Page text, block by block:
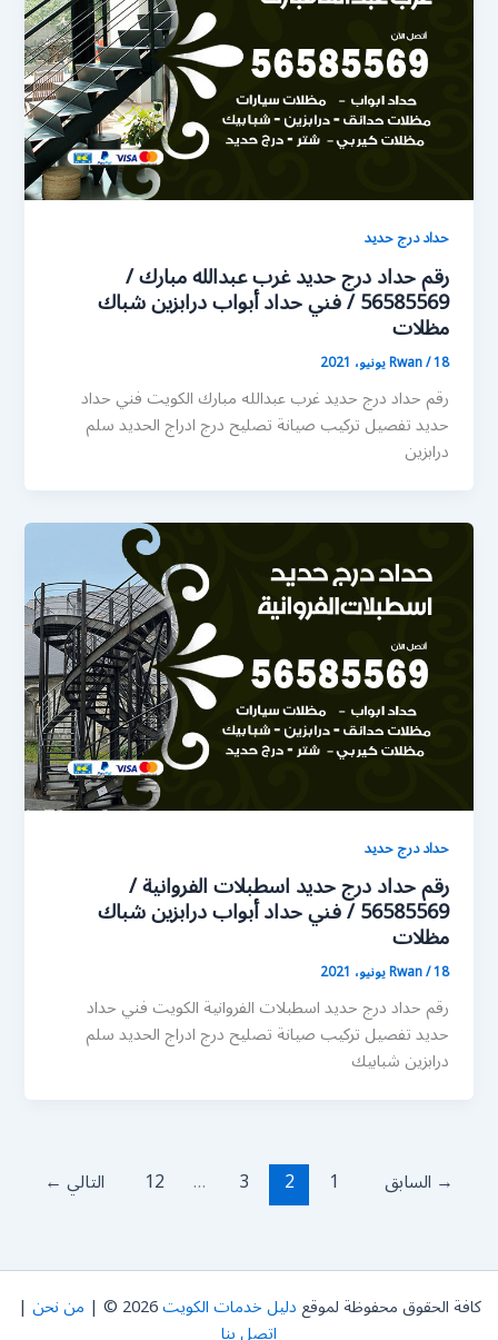
حداد درج حديد
رقم حداد درج حديد غرب عبدالله مبارك /
56585569 / فني حداد أبواب درابزين شباك
مظلات
Rwan/18 يونيو، 2021
رقم حداد درج حديد غرب عبدالله مبارك الكويت فني حداد
حديد تفصيل تركيب صيانة تصليح درج ادراج الحديد سلم
درابزين
حداد درج حديد
رقم حداد درج حديد اسطبلات الفروانية /
56585569 / فني حداد أبواب درابزين شباك
مظلات
Rwan/18 يونيو، 2021
رقم حداد درج حديد اسطبلات الفروانية الكويت فني حداد
حديد تفصيل تركيب صيانة تصليح درج ادراج الحديد سلم
درابزين شبابيك
→ السابق 1
2
3
…
12 التالي ←
كافة الحقوق محفوظة لموقعدليل خدمات الكويت2026 © | من نحن |